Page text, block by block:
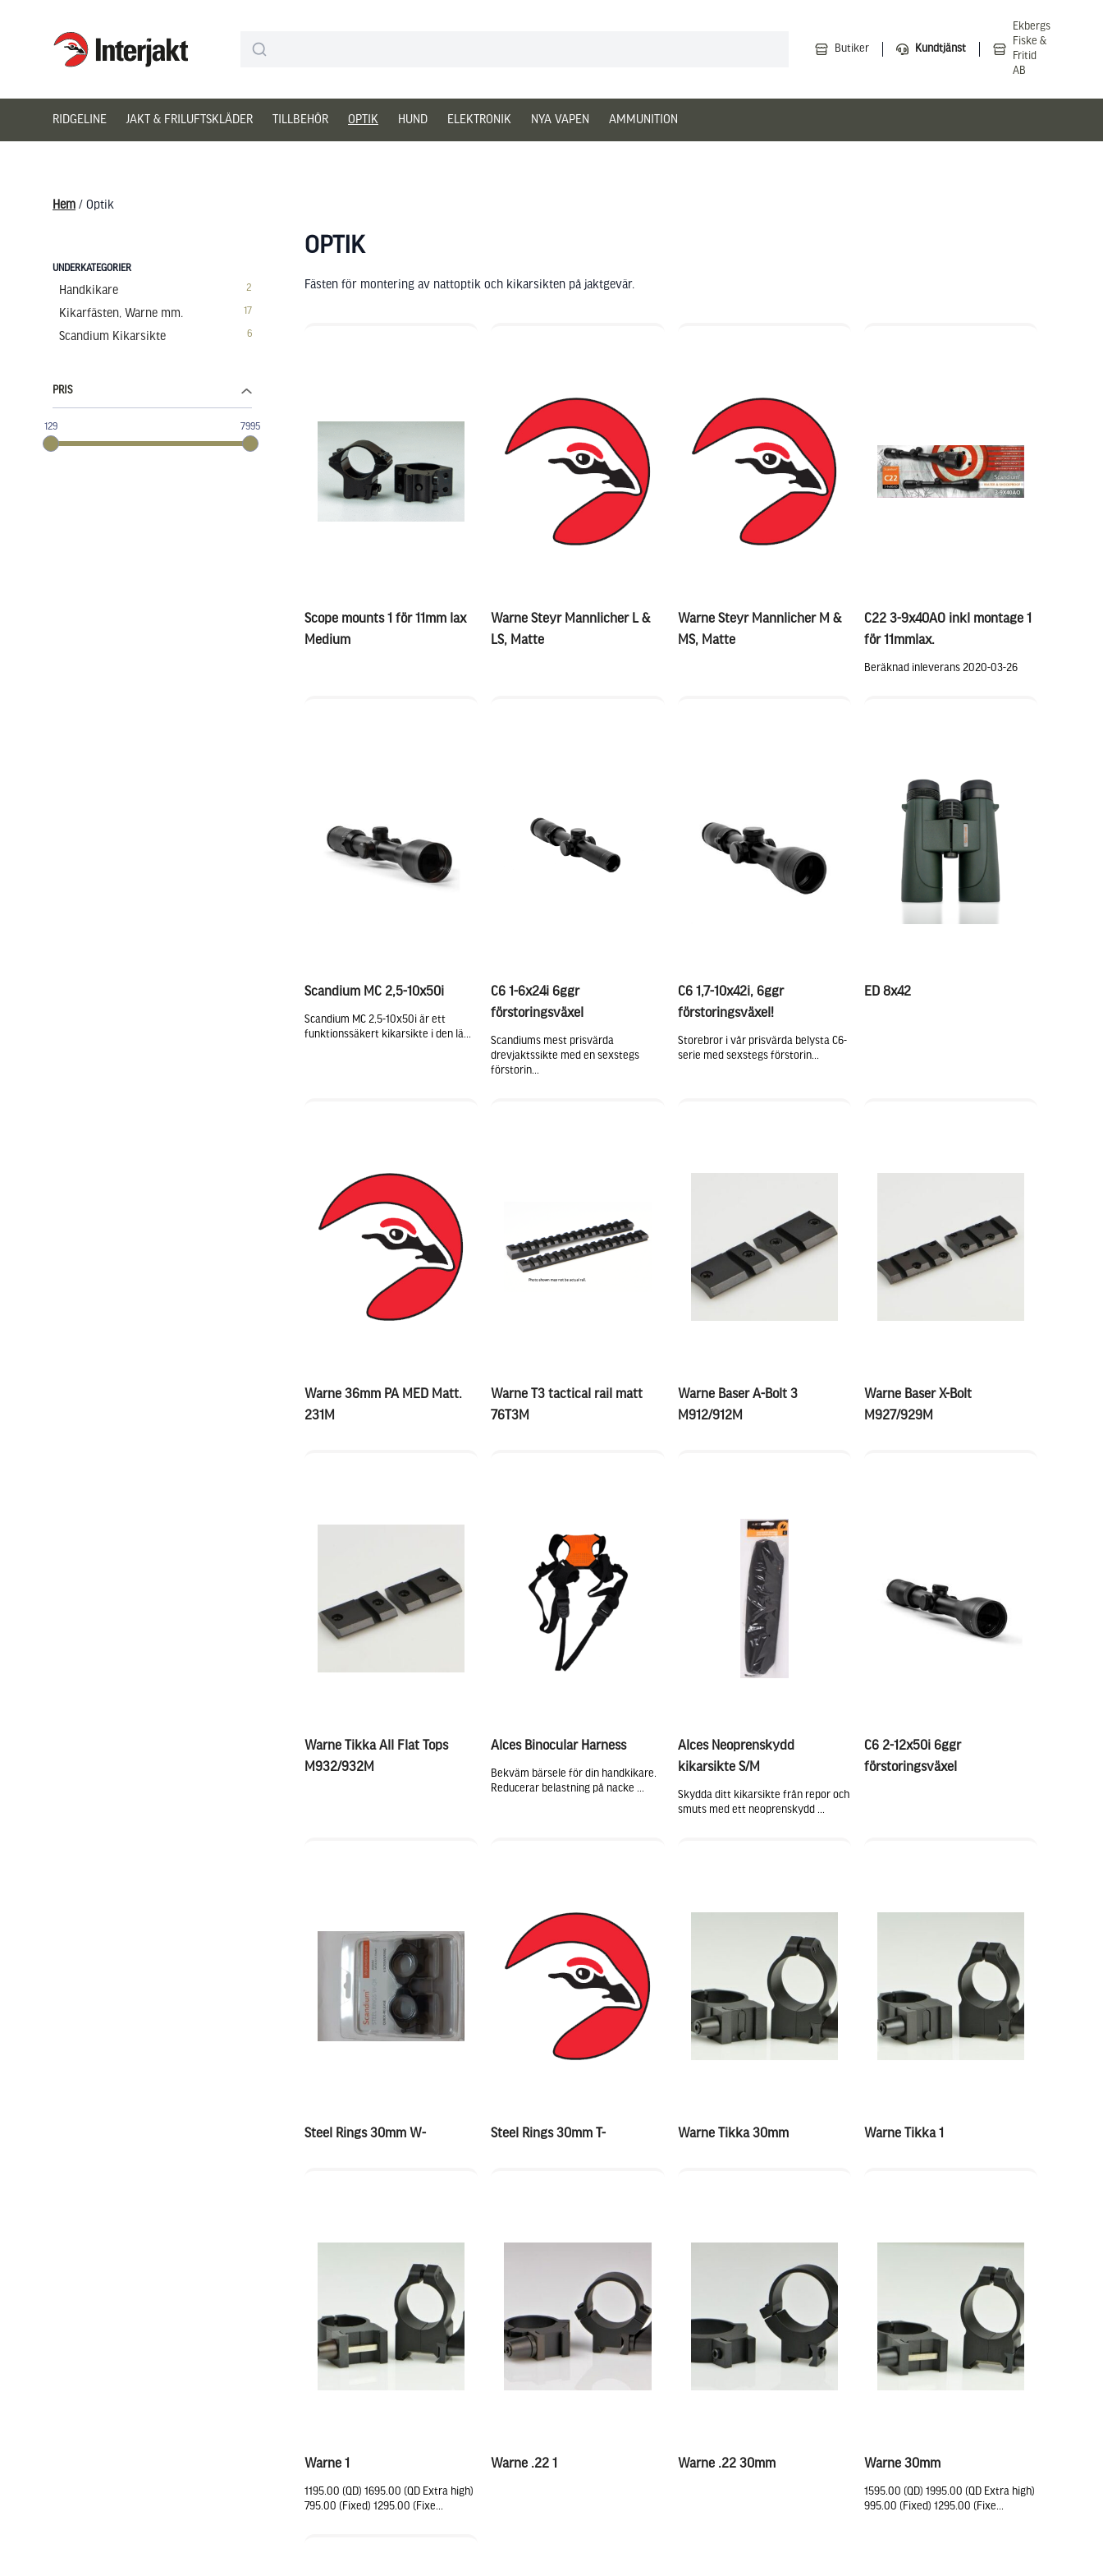
Interjakt SE
Butiker Kundtjänst
Ekbergs
Fiske &
Fritid
AB
RIDGELINE JAKT & FRILUFTSKLÄDER TILLBEHÖR OPTIK HUND ELEKTRONIK NYA VAPEN AMMUNITION
Hem / Optik
UNDERKATEGORIER
Handkikare 2
Kikarfästen, Warne mm. 17
Scandium Kikarsikte 6
PRIS
129 7995
OPTIK
Fästen för montering av nattoptik och kikarsikten på jaktgevär.
Scope mounts 1 för 11mm lax
Medium
Warne Steyr Mannlicher L &
LS, Matte
Warne Steyr Mannlicher M &
MS, Matte
C22 3-9x40AO inkl montage 1
för 11mmlax.
Beräknad inleverans 2020-03-26
Scandium MC 2,5-10x50i
Scandium MC 2,5-10x50i är ett
funktionssäkert kikarsikte i den lä...
C6 1-6x24i 6ggr
förstoringsväxel
Scandiums mest prisvärda
drevjaktssikte med en sexstegs
förstorin...
C6 1,7-10x42i, 6ggr
förstoringsväxel!
Storebror i vår prisvärda belysta C6-
serie med sexstegs förstorin...
ED 8x42
Warne 36mm PA MED Matt.
231M
Warne T3 tactical rail matt
76T3M
Warne Baser A-Bolt 3
M912/912M
Warne Baser X-Bolt
M927/929M
Warne Tikka All Flat Tops
M932/932M
Alces Binocular Harness
Bekväm bärsele för din handkikare.
Reducerar belastning på nacke ...
Alces Neoprenskydd
kikarsikte S/M
Skydda ditt kikarsikte från repor och
smuts med ett neoprenskydd ...
C6 2-12x50i 6ggr
förstoringsväxel
Steel Rings 30mm W- Steel Rings 30mm T- Warne Tikka 30mm Warne Tikka 1
Warne 1
1195.00 (QD) 1695.00 (QD Extra high)
795.00 (Fixed) 1295.00 (Fixe...
Warne .22 1 Warne .22 30mm Warne 30mm
1595.00 (QD) 1995.00 (QD Extra high)
995.00 (Fixed) 1295.00 (Fixe...